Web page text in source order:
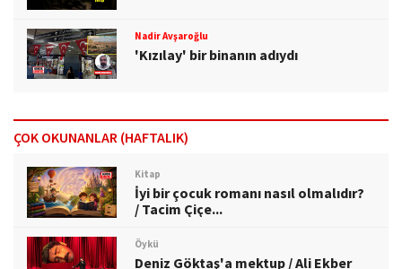
Nadir Avşaroğlu
'Kızılay' bir binanın adıydı
ÇOK OKUNANLAR (HAFTALIK)
Kitap
İyi bir çocuk romanı nasıl olmalıdır?
/ Tacim Çiçe...
Öykü
Deniz Göktaş'a mektup / Ali Ekber